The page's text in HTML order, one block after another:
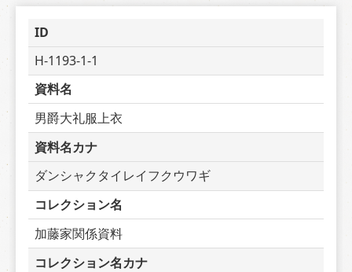
ID
H-1193-1-1
資料名
男爵大礼服上衣
資料名カナ
ダンシャクタイレイフクウワギ
コレクション名
加藤家関係資料
コレクション名カナ